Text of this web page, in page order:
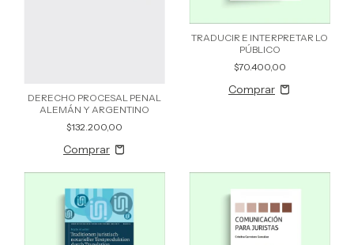
DERECHO PROCESAL PENAL
ALEMÁN Y ARGENTINO
$132.200,00
TRADUCIR E INTERPRETAR LO
PÚBLICO
$70.400,00